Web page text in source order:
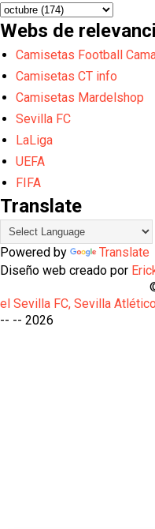
Webs de
Camisetas Football
Camisetas CT info
Camisetas Mardelshop
Sevilla FC
LaLiga
UEFA
FIFA
Translate
Powered by
Translate
Diseño web creado por
el Sevilla FC, Sevilla
-- -- 2026